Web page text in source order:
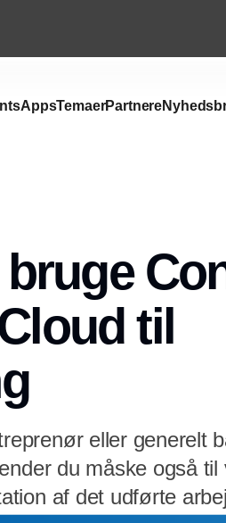
AppsTemaerPartnere
til
eller generelt
du måske også
af det udførte